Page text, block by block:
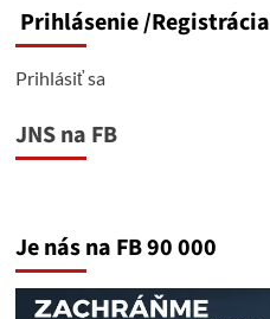
Prihlásenie/Registrácia
Prihlásiť sa
JNS na FB
Je nás na FB 90 000